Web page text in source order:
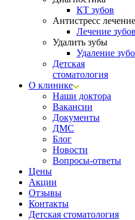
КТ зубов
Антистресс лечение
Лечение
Удалить зубы
Удаление
Детская
стоматология
О клинике
Наши доктора
Вакансии
Документы
ДМС
Блог
Новости
Вопросы-ответы
Цены
Акции
Отзывы
Контакты
Детская стоматология